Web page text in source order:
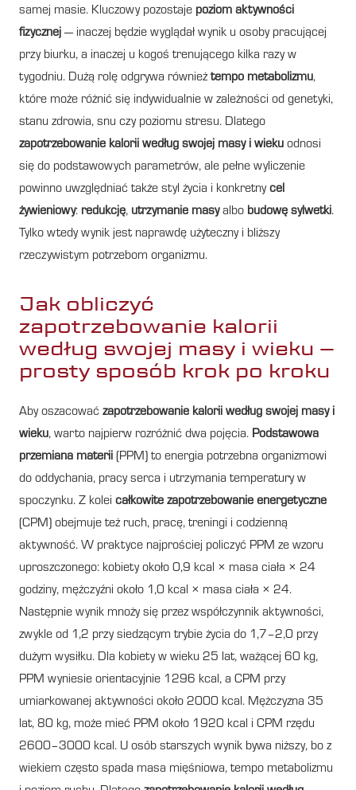
samej masie. Kluczowy pozostaje poziom aktywności
fizycznej — inaczej będzie wyglądał wynik u osoby pracującej
przy biurku, a inaczej u kogoś trenującego kilka razy w
tygodniu. Dużą rolę odgrywa również tempo metabolizmu,
które może różnić się indywidualnie w zależności od genetyki,
stanu zdrowia, snu czy poziomu stresu. Dlatego
zapotrzebowanie kalorii według swojej masy i wieku odnosi
się do podstawowych parametrów, ale pełne wyliczenie
powinno uwzględniać także styl życia i konkretnycel
żywieniowy: redukcję, utrzymanie masyalbo budowę sylwetki.
Tylko wtedy wynik jest naprawdę użyteczny i bliższy
rzeczywistym potrzebom organizmu.
Jak obliczyć
zapotrzebowanie kalorii
według swojej masy i wieku –
prosty sposób krok po kroku
Aby oszacować zapotrzebowanie kalorii według swojej masy i
wieku, warto najpierw rozróżnić dwa pojęcia. Podstawowa
przemiana materii (PPM) to energia potrzebna organizmowi
do oddychania, pracy serca i utrzymania temperatury w
spoczynku. Z kolei całkowite zapotrzebowanie energetyczne
(CPM) obejmuje też ruch, pracę, treningi i codzienną
aktywność. W praktyce najprościej policzyć PPM ze wzoru
uproszczonego: kobiety około 0,9 kcal × masa ciała × 24
godziny, mężczyźni około 1,0 kcal × masa ciała × 24.
Następnie wynik mnoży się przez współczynnik aktywności,
zwykle od 1,2 przy siedzącym trybie życia do 1,7–2,0 przy
dużym wysiłku. Dla kobiety w wieku 25 lat, ważącej 60 kg,
PPM wyniesie orientacyjnie 1296 kcal, a CPM przy
umiarkowanej aktywności około 2000 kcal. Mężczyzna 35
lat, 80 kg, może mieć PPM około 1920 kcal i CPM rzędu
2600–3000 kcal. U osób starszych wynik bywa niższy, bo z
wiekiem często spada masa mięśniowa, tempo metabolizmu